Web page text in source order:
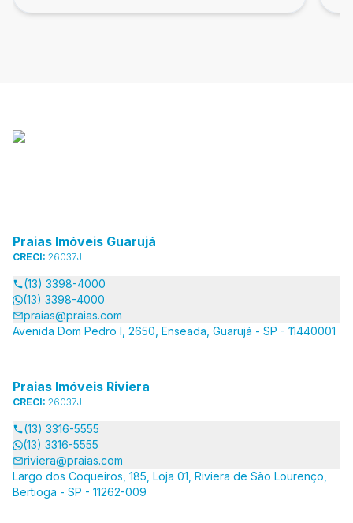
Praias Imóveis Guarujá
CRECI: 26037J
(13) 3398-4000
(13) 3398-4000
praias@praias.com
Avenida Dom Pedro I, 2650, Enseada, Guarujá - SP - 11440001
Praias Imóveis Riviera
CRECI: 26037J
(13) 3316-5555
(13) 3316-5555
riviera@praias.com
Largo dos Coqueiros, 185, Loja 01, Riviera de São Lourenço,
Bertioga - SP - 11262-009